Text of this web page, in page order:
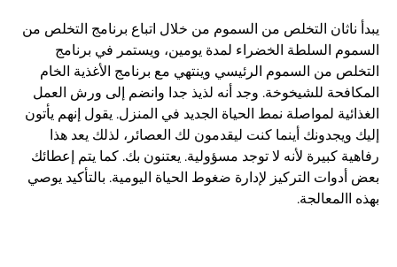
يبدأ ناثان التخلص من السموم من خلال اتباع برنامج التخلص من
السموم السلطة الخضراء لمدة يومين، ويستمر في برنامج
التخلص من السموم الرئيسي وينتهي مع برنامج الأغذية الخام
المكافحة للشيخوخة. وجد أنه لذيذ جدا وانضم إلى ورش العمل
الغذائية لمواصلة نمط الحياة الجديد في المنزل. يقول إنهم يأتون
إليك ويجدونك أينما كنت ليقدمون لك العصائر، لذلك يعد هذا
رفاهية كبيرة لأنه لا توجد مسؤولية. يعتنون بك. كما يتم إعطائك
بعض أدوات التركيز لإدارة ضغوط الحياة اليومية. بالتأكيد يوصي
بهذه االمعالجة.